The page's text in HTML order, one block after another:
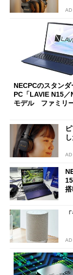
AD
NECPCのスタンダ
PC「LAVIE N15／
モデル ファミリ
AD
搭
AD